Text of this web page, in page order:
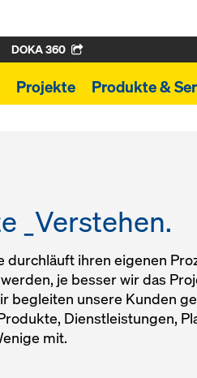
DOKA 360
Projekte Produkte &
_Verstehen.
durchläuft ihren eigenen
je besser wir das
begleiten unsere Kunden
Dienstleistungen,
mit.